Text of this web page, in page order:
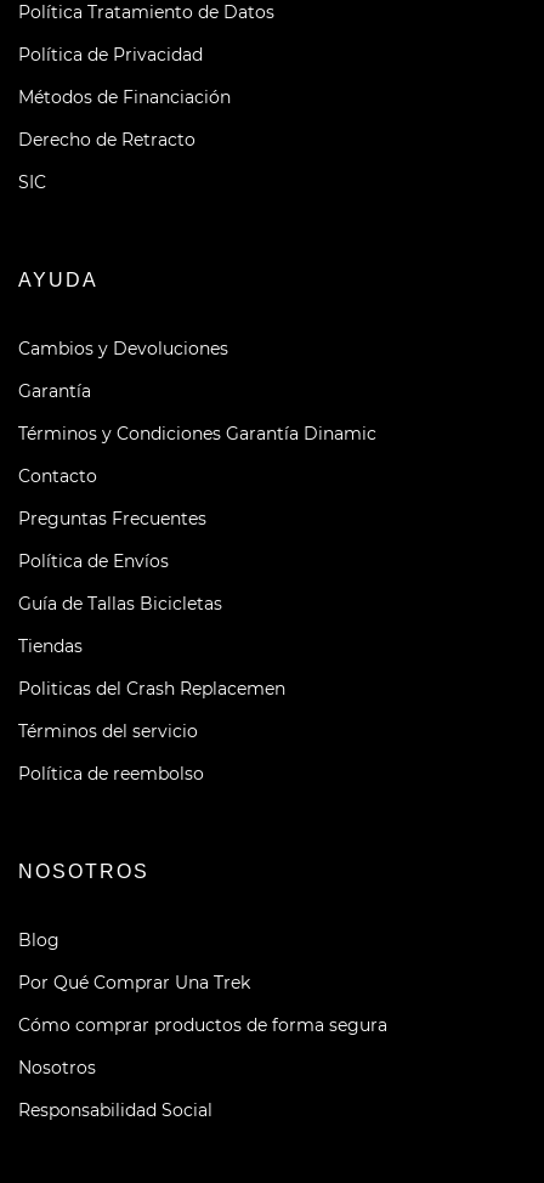
Política Tratamiento de Datos
Política de Privacidad
Métodos de Financiación
Derecho de Retracto
SIC
AYUDA
Cambios y Devoluciones
Garantía
Términos y Condiciones Garantía Dinamic
Contacto
Preguntas Frecuentes
Política de Envíos
Guía de Tallas Bicicletas
Tiendas
Politicas del Crash Replacemen
Términos del servicio
Política de reembolso
NOSOTROS
Blog
Por Qué Comprar Una Trek
Cómo comprar productos de forma segura
Nosotros
Responsabilidad Social